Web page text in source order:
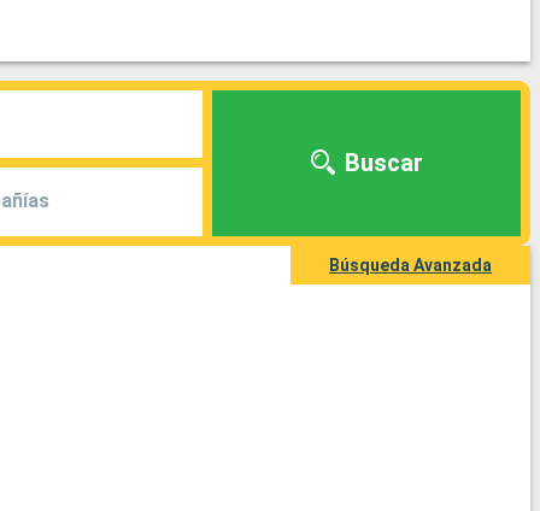
Buscar
Búsqueda Avanzada